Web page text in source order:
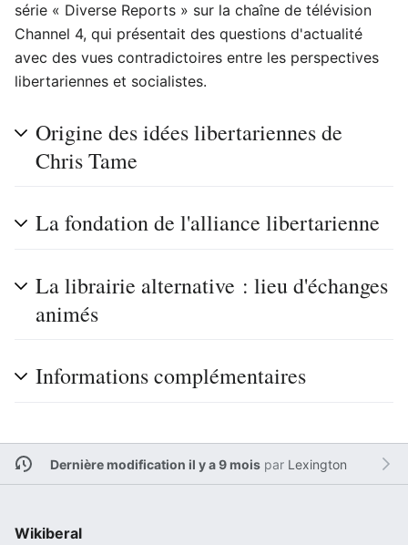
série « Diverse Reports » sur la chaîne de télévision
Channel 4, qui présentait des questions d'actualité
avec des vues contradictoires entre les perspectives
libertariennes et socialistes.
Origine des idées libertariennes de
Chris Tame
La fondation de l'alliance libertarienne
La librairie alternative : lieu d'échanges
animés
Informations complémentaires
Dernière modification il y a 9 moispar Lexington
Wikiberal